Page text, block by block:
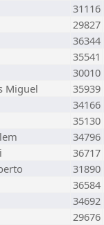
31116
29827
36344
35541
30010
Miguel 35939
34166
35130
34796
36717
31890
36584
34692
29676